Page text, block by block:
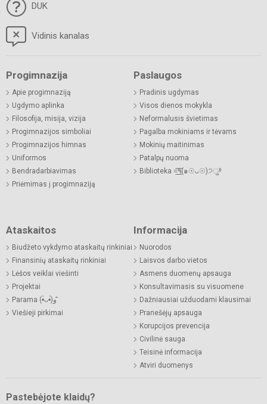
DUK
Vidinis kanalas
Progimnazija
Apie progimnaziją
Ugdymo aplinka
Filosofija, misija, vizija
Progimnazijos simboliai
Progimnazijos himnas
Uniformos
Bendradarbiavimas
Priėmimas į progimnaziją
Paslaugos
Pradinis ugdymas
Visos dienos mokykla
Neformalusis švietimas
Pagalba mokiniams ir tėvams
Mokinių maitinimas
Patalpų nuoma
Biblioteka =͟͟͞͞٩(๑☉ᴗ☉)੭ु⁾⁾
Ataskaitos
Biudžeto vykdymo ataskaitų rinkiniai
Finansinių ataskaitų rinkiniai
Lėšos veiklai viešinti
Projektai
Parama (•̀ᴗ•́)و ̑̑
Viešieji pirkimai
Informacija
Nuorodos
Laisvos darbo vietos
Asmens duomenų apsauga
Konsultavimasis su visuomene
Dažniausiai užduodami klausimai
Pranešėjų apsauga
Korupcijos prevencija
Civilinė sauga
Teisinė informacija
Atviri duomenys
Pastebėjote klaidų?